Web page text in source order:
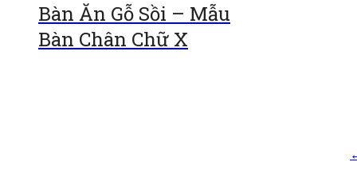
Bàn Ăn Gỗ Sồi – Mẫu
Bàn Chân Chữ X